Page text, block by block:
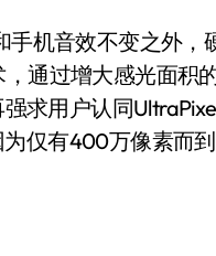
机音效不变之外，
，通过增大感光面
求用户认同
仅有400万像素而到